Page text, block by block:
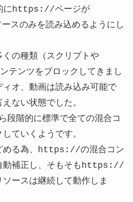
にhttps://ページが
のみを読み込めるようにし
の種類（スクリプトや
テンツをブロックしてきまし
オ、動画は読み込み可能で
ない状態でした。
段階的に標準で全ての混合コ
ていくようです。
める為、https://の混合コン
動補正し、そもそもhttps://
ースは継続して動作しま